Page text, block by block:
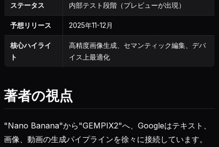
ステータス 内部テスト段階（プレビューが出現）
予想リリース 2025年11-12月
核心ハイライ
ト
高精度画像生成、セマンティック編集、デバ
イス上最適化
著者の視点
"Nano Banana"から"GEMPIX2"へ、Googleはテキスト、
画像、動画の生成パイプラインを徐々に接続しています。